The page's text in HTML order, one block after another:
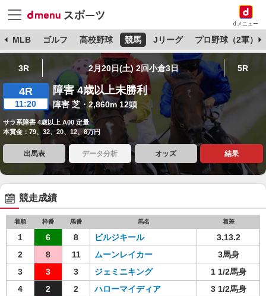
dメニュー
MLB ゴルフ 高校野球 競馬 Jリーグ プロ野球（2軍）
3R 2月20日(土) 2回小倉3日 5R
4R
11:20
障害 4歳以上未勝利
障害 芝・2,860m 12頭
サラ系障害 4歳以上 A00 定量
本賞金：79、32、20、12、8万円
出馬表 データ分析 オッズ 結果
競走成績
着順 枠番 馬番 馬名 着差
1 6 8 ビルジキール
3.13.2
2
8 11 ムーンレイカー
3馬身
3
3 3 ジェミニキング
1 1/2馬身
4
2 2 ハローマイディア
3 1/2馬身